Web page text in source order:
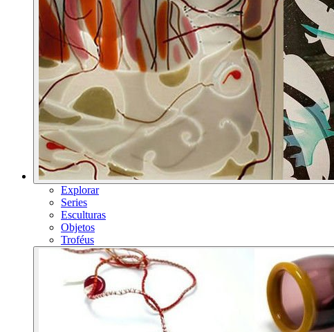
Explorar
Series
Esculturas
Objetos
Troféus